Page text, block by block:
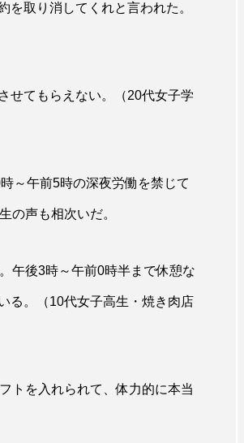
を取り消してくれと言われた。
せてもらえない。（20代女子学
～午前5時の深夜労働を禁じて
の声も相次いだ。
午後3時～午前0時半まで休憩な
る。（10代女子高生・焼き肉店
トを入れられて、体力的に本当